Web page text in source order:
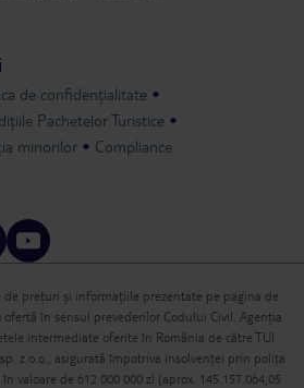
de confidențialitate
Pachetelor Turistice
minorilor
Compliance
prețuri și informațiile prezentate pe pagina de
în sensul prevederilor Codului Civil. Agenția
intermediate oferite în România de către TUI
z.o.o., asigurată împotriva insolvenței prin polița
valoare de 612 000 000 zl (aprox. 145.157.064,05